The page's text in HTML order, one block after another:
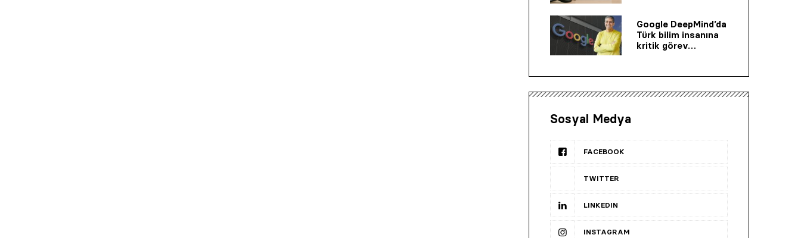
Google DeepMind’da
Türk bilim insanına
kritik görev…
Sosyal Medya
FACEBOOK
TWITTER
LINKEDIN
INSTAGRAM